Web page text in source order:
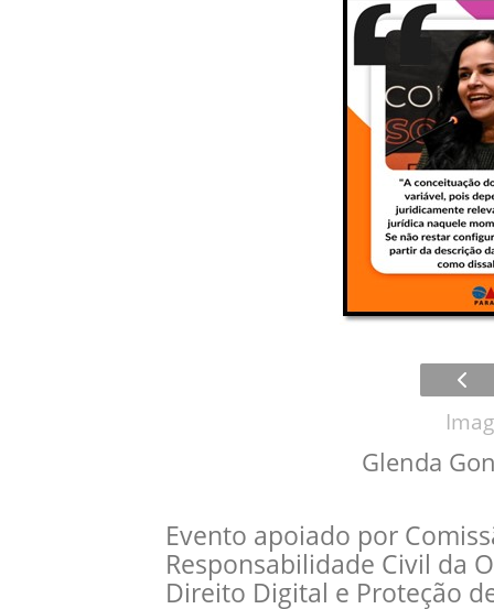
Glenda
Evento apoiado por
Responsabilidade Civil da
Direito Digital e Proteção